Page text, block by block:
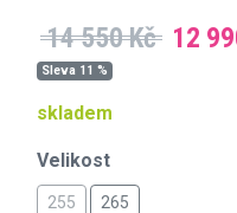
14 550 Kč 12
Sleva 11 %
skladem
Velikost
255 265